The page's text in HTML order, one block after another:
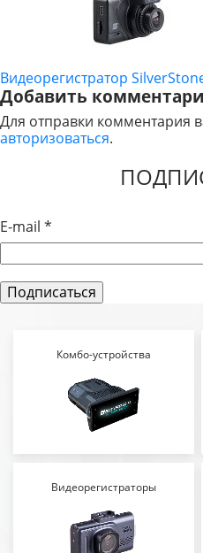
НАВИГАЦИЯ
ПО
ЗАПИСЯМ
Видеорегистратор
Добавить
Для отправки комментария
авторизоваться.
E-mail *
Комбо-устройства
Видеорегистраторы